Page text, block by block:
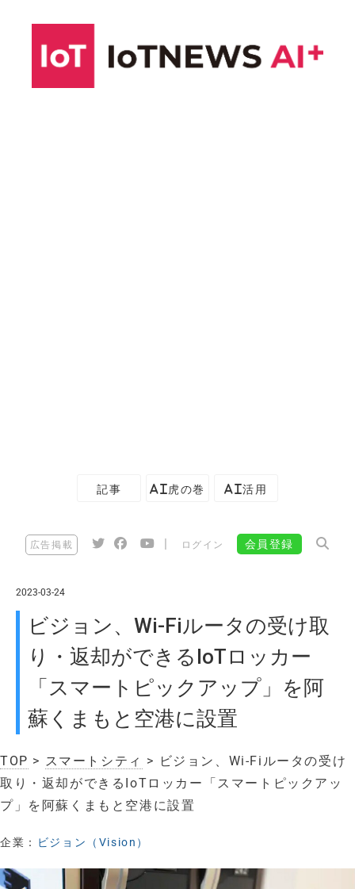
記事 AI虎の巻 AI活用
広告掲載 ログイン 会員登録
2023-03-24
ビジョン、Wi-Fiルータの受け取
り・返却ができるIoTロッカー
「スマートピックアップ」を阿
蘇くまもと空港に設置
TOP > スマートシティ > ビジョン、Wi-Fiルータの受け
取り・返却ができるIoTロッカー「スマートピックアッ
プ」を阿蘇くまもと空港に設置
企業： ビジョン（Vision）